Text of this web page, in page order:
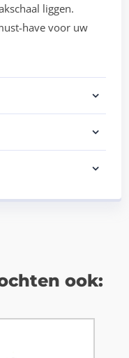
liggen.
have voor uw
ook: